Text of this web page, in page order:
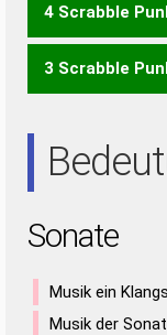
NATO NOTE
TOSE ASTEN
4 Scrabble
EOS NOT ONS
ASTE ETAS
3 Scrabble
Sonate
Musik ein
Musik der